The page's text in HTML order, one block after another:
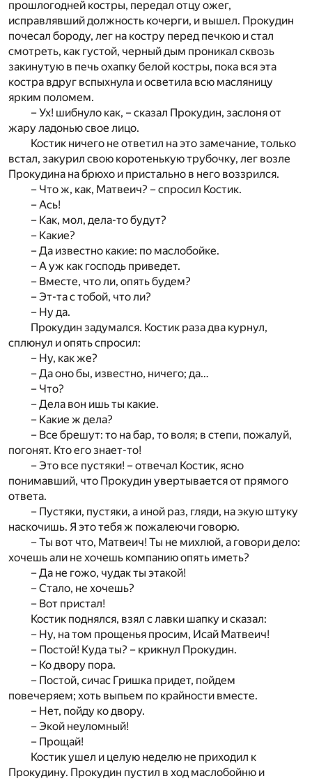
прошлогодней костры, передал отцу ожег,
исправлявший должность кочерги, и вышел. Прокудин
почесал бороду, лег на костру перед печкою и стал
смотреть, как густой, черный дым проникал сквозь
закинутую в печь охапку белой костры, пока вся эта
костра вдруг вспыхнула и осветила всю масляницу
ярким поломем.
– Ух! шибнуло как, – сказал Прокудин, заслоня от
жару ладонью свое лицо.
Костик ничего не ответил на это замечание, только
встал, закурил свою коротенькую трубочку, лег возле
Прокудина на брюхо и пристально в него воззрился.
– Что ж, как, Матвеич? – спросил Костик.
– Ась!
– Как, мол, дела-то будут?
– Какие?
– Да известно какие: по маслобойке.
– А уж как господь приведет.
– Вместе, что ли, опять будем?
– Эт-та с тобой, что ли?
– Ну да.
Прокудин задумался. Костик раза два курнул,
сплюнул и опять спросил:
– Ну, как же?
– Да оно бы, известно, ничего; да…
– Что?
– Дела вон ишь ты какие.
– Какие ж дела?
– Все брешут: то на бар, то воля; в степи, пожалуй,
погонят. Кто его знает-то!
– Это все пустяки! – отвечал Костик, ясно
понимавший, что Прокудин увертывается от прямого
ответа.
– Пустяки, пустяки, а иной раз, гляди, на экую штуку
наскочишь. Я это тебя ж пожалеючи говорю.
– Ты вот что, Матвеич! Ты не михлюй, а говори дело:
хочешь али не хочешь компанию опять иметь?
– Да не гожо, чудак ты этакой!
– Стало, не хочешь?
– Вот пристал!
Костик поднялся, взял с лавки шапку и сказал:
– Ну, на том прощенья просим, Исай Матвеич!
– Постой! Куда ты? – крикнул Прокудин.
– Ко двору пора.
– Постой, сичас Гришка придет, пойдем
повечеряем; хоть выпьем по крайности вместе.
– Нет, пойду ко двору.
– Экой неуломный!
– Прощай!
Костик ушел и целую неделю не приходил к
Прокудину. Прокудин пустил в ход маслобойню и